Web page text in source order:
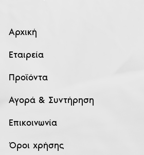
Αρχική
Εταιρεία
Προϊόντα
Αγορά & Συντήρηση
Επικοινωνία
Όροι χρήσης